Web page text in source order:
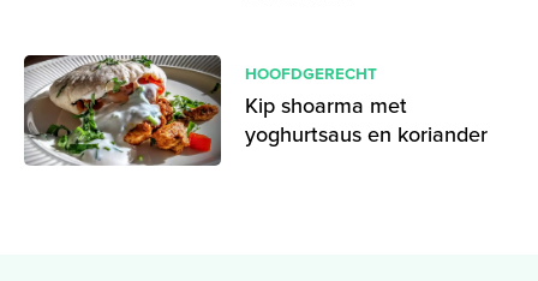
HOOFDGERECHT
Kip shoarma met
yoghurtsaus en koriander